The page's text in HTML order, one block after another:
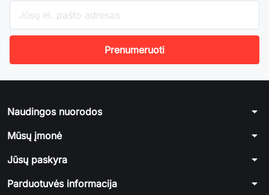
Naudingos nuorodos arrow_drop_down
Mūsų įmonė arrow_drop_down
Jūsų paskyra arrow_drop_down
Parduotuvės informacija arrow_drop_down